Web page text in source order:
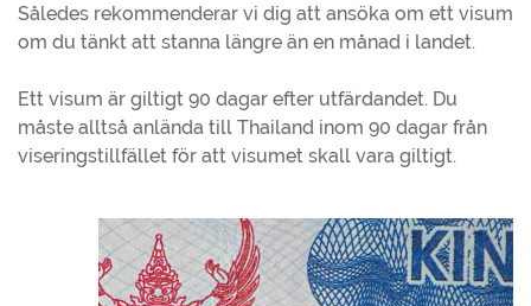
Således rekommenderar vi dig att ansöka om ett visum
om du tänkt att stanna längre än en månad i landet.
Ett visum är giltigt 90 dagar efter utfärdandet. Du
måste alltså anlända till Thailand inom 90 dagar från
viseringstillfället för att visumet skall vara giltigt.